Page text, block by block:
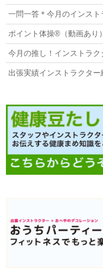
一問一答＊今月のインスト
ポイント体操®（動画あり）
今月の推し！インストラク
出張実績インストラクター